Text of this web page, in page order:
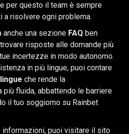
per questo il team è sempre
a risolvere ogni problema.
anche una sezione FAQ ben
risposte alle domande più
incertezze in modo autonomo.
in più lingue, puoi contare
che rende la
più fluida, abbattendo le barriere
il tuo soggiorno su Rainbet
puoi visitare il sito